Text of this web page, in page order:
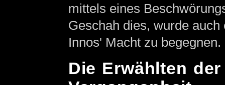
mittels eines
Geschah dies, wurde
Innos' Macht zu begegnen.
Die Erwählten